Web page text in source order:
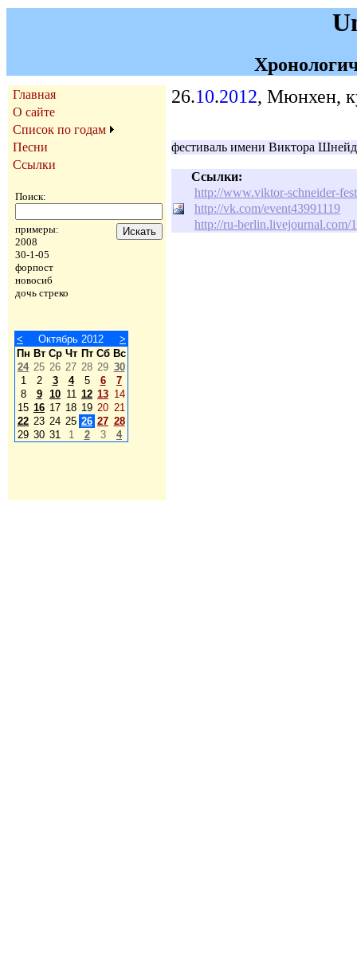
Главная
О сайте
Список по годам
Песни
Ссылки
Поиск:
примеры:
2008
30-1-05
форпост
новосиб
дочь стреко
< Октябрь 2012
>
Пн Вт Ср Чт Пт Сб Вс
24 25 26 27 28 29 30
1
2 3 4 5 6
7
8
9 10 11 12 13 14
15 16 17 18 19 20 21
22 23 24 25 26 27 28
29 30 31 1 2 3 4
26.10.2012, Мюнхен,
фестиваль имени Виктора
Ссылки:
http://www.viktor-schneider-
http://vk.com/event43991119
http://ru-berlin.livejournal.com/